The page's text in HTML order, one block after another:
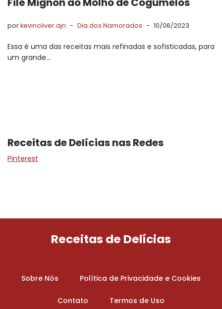
porkevinoliver.ajn Dia dos Namorados 10/06/2023
Essa é uma das receitas mais refinadas e sofisticadas, para
um grande…
Receitas de Delícias nas Redes
Pinterest
Receitas de Delícias
Sobre Nós Política de Privacidade e Cookies
Contato Termos de Uso